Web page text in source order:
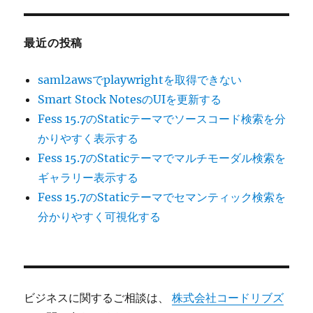
最近の投稿
saml2awsでplaywrightを取得できない
Smart Stock NotesのUIを更新する
Fess 15.7のStaticテーマでソースコード検索を分
かりやすく表示する
Fess 15.7のStaticテーマでマルチモーダル検索を
ギャラリー表示する
Fess 15.7のStaticテーマでセマンティック検索を
分かりやすく可視化する
ビジネスに関するご相談は、株式会社コードリブズ